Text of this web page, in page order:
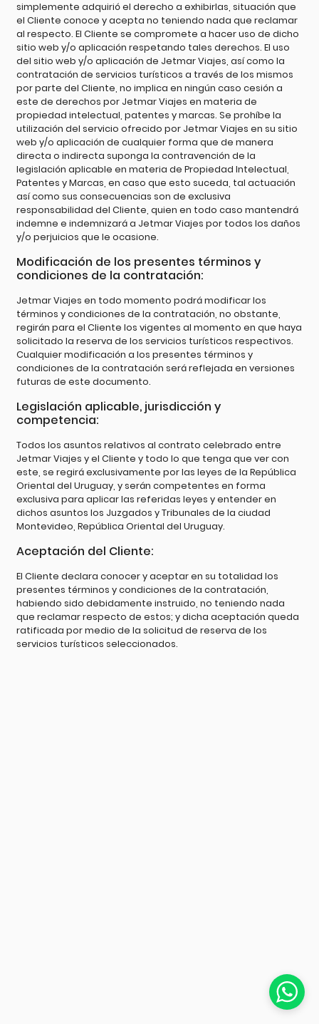
simplemente adquirió el derecho a exhibirlas, situación que
el Cliente conoce y acepta no teniendo nada que reclamar
al respecto. El Cliente se compromete a hacer uso de dicho
sitio web y/o aplicación respetando tales derechos. El uso
del sitio web y/o aplicación de Jetmar Viajes, así como la
contratación de servicios turísticos a través de los mismos
por parte del Cliente, no implica en ningún caso cesión a
este de derechos por Jetmar Viajes en materia de
propiedad intelectual, patentes y marcas. Se prohíbe la
utilización del servicio ofrecido por Jetmar Viajes en su sitio
web y/o aplicación de cualquier forma que de manera
directa o indirecta suponga la contravención de la
legislación aplicable en materia de Propiedad Intelectual,
Patentes y Marcas, en caso que esto suceda, tal actuación
así como sus consecuencias son de exclusiva
responsabilidad del Cliente, quien en todo caso mantendrá
indemne e indemnizará a Jetmar Viajes por todos los daños
y/o perjuicios que le ocasione.
Modificación de los presentes términos y
condiciones de la contratación:
Jetmar Viajes en todo momento podrá modificar los
términos y condiciones de la contratación, no obstante,
regirán para el Cliente los vigentes al momento en que haya
solicitado la reserva de los servicios turísticos respectivos.
Cualquier modificación a los presentes términos y
condiciones de la contratación será reflejada en versiones
futuras de este documento.
Legislación aplicable, jurisdicción y
competencia:
Todos los asuntos relativos al contrato celebrado entre
Jetmar Viajes y el Cliente y todo lo que tenga que ver con
este, se regirá exclusivamente por las leyes de la República
Oriental del Uruguay, y serán competentes en forma
exclusiva para aplicar las referidas leyes y entender en
dichos asuntos los Juzgados y Tribunales de la ciudad
Montevideo, República Oriental del Uruguay.
Aceptación del Cliente:
El Cliente declara conocer y aceptar en su totalidad los
presentes términos y condiciones de la contratación,
habiendo sido debidamente instruido, no teniendo nada
que reclamar respecto de estos; y dicha aceptación queda
ratificada por medio de la solicitud de reserva de los
servicios turísticos seleccionados.